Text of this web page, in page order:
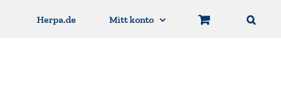
Herpa.de Mitt konto